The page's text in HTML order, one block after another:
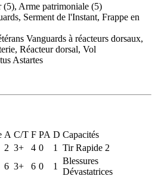
Arme patrimoniale (5)
Serment de l'Instant, Frappe en
Vanguards à réacteurs dorsaux,
Réacteur dorsal, Vol
Astartes
A C/T F PA D Capacités
2 3+ 4 0 1
Tir Rapide 2
6 3+ 6 0 1
Blessures
Dévastatrices